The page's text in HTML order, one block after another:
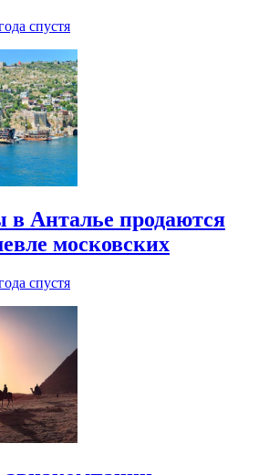
спустя
в Анталье продаются
московских
спустя